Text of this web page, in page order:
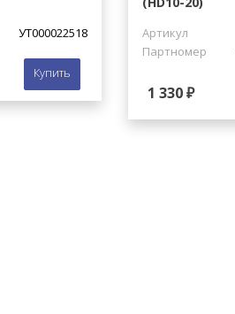
УТ000022518
Купить
Артикул
Партномер
1 330 ₽